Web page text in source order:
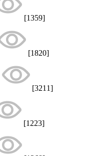
[1359]
[1820]
[3211]
[1223]